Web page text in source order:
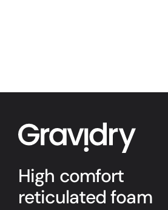
High comfort
reticulated foam